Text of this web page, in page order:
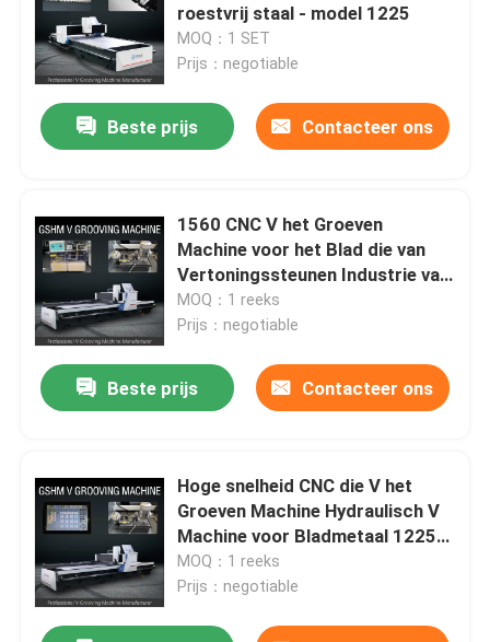
roestvrij staal - model 1225
MOQ：1 SET
Prijs：negotiable
Beste prijs Contacteer ons
1560 CNC V het Groeven
Machine voor het Blad die van
Vertoningssteunen Industrie van
het Machineornament groeven
MOQ：1 reeks
Prijs：negotiable
Beste prijs Contacteer ons
Hoge snelheid CNC die V het
Groeven Machine Hydraulisch V
Machine voor Bladmetaal 1225
groeven
MOQ：1 reeks
Prijs：negotiable